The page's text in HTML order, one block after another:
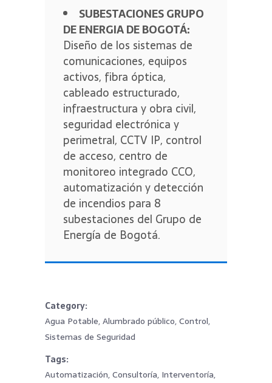
Category
Agua Potable, Alumbrado público, Control,
Sistemas de Seguridad
Tags
Automatización, Consultoría, Interventoría,
SUBESTACIONES GRUPO
DE ENERGIA DE BOGOTÁ:
Diseño de los sistemas de
comunicaciones, equipos
activos, fibra óptica,
cableado estructurado,
infraestructura y obra civil,
seguridad electrónica y
perimetral, CCTV IP, control
de acceso, centro de
monitoreo integrado CCO,
automatización y detección
de incendios para 8
subestaciones del Grupo de
Energía de Bogotá.